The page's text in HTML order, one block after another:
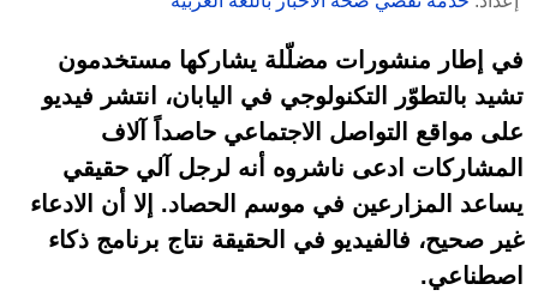
في إطار منشورات مضلّلة يشاركها مستخدمون
تشيد بالتطوّر التكنولوجي في اليابان، انتشر فيديو
على مواقع التواصل الاجتماعي حاصداً آلاف
المشاركات ادعى ناشروه أنه لرجل آلي حقيقي
يساعد المزارعين في موسم الحصاد. إلا أن الادعاء
غير صحيح، فالفيديو في الحقيقة نتاج برنامج ذكاء
اصطناعي.